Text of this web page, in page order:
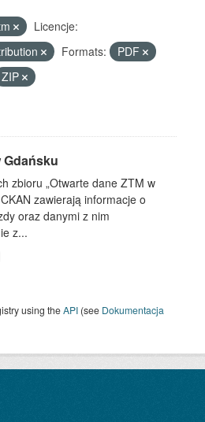
Licencje:
Formats:
PDF
ZIP
Gdańsku
zbioru „Otwarte dane ZTM w
zawierają informacje o
oraz danymi z nim
z...
using theAPI (see Dokumentacja